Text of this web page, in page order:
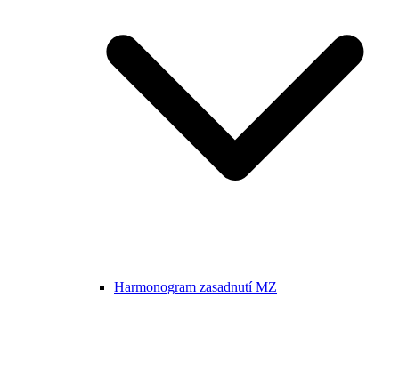
Harmonogram zasadnutí MZ